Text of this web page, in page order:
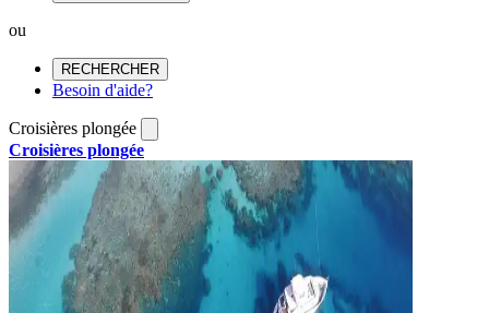
ou
RECHERCHER
Besoin d'aide?
Croisières plongée
Croisières plongée